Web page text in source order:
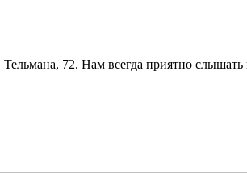
72. Нам всегда приятно